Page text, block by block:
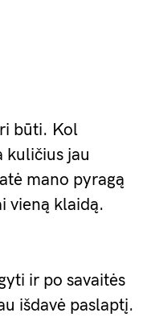
būti. Kol
kuličius jau
mano pyragą
vieną klaidą.
ir po savaitės
išdavė paslaptį.